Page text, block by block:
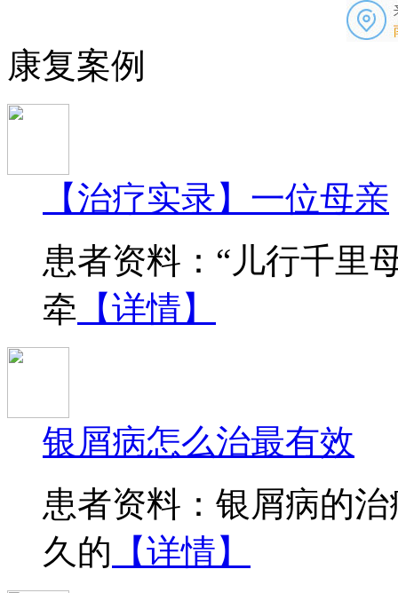
康复案例
【治疗实录】一位母亲
患者资料：“儿行千里
牵 【详情】
银屑病怎么治最有效
患者资料：银屑病的
久的 【详情】